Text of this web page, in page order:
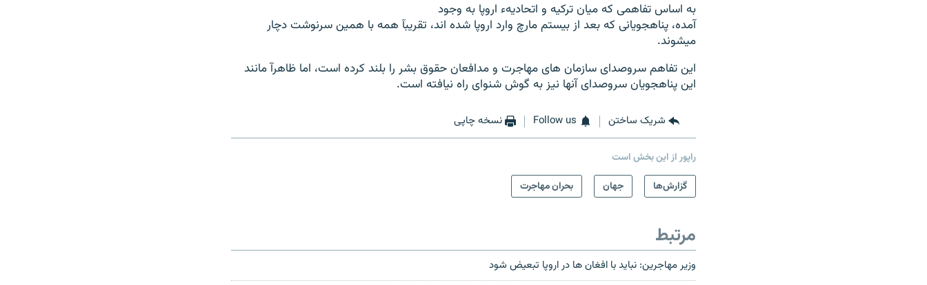
به اساس تفاهمی که میان ترکیه و اتحادیهء اروپا به وجود
آمده، پناهجویانی که بعد از بیستم مارچ وارد اروپا شده اند، تقریبآ همه با همین سرنوشت دچار
میشوند.
این تفاهم سروصدای سازمان های مهاجرت و مدافعان حقوق بشر را بلند کرده است، اما ظاهرآ مانند
این پناهجویان سروصدای آنها نیز به گوش شنوای راه نیافته است.
شریک ساختن Follow us نسخه چاپی
راپور از این بخش است
گزارش‌ها
جهان بحران مهاجرت
مرتبط
وزیر مهاجرین: نباید با افغان ها در اروپا تبعیض شود